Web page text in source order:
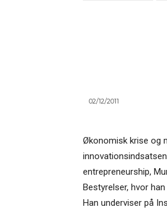
02/12/2011
Økonomisk krise og
entrepreneurship,
Bestyrelser, hvor
Han underviser på